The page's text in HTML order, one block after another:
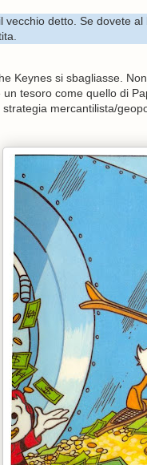
vecchio detto. Se dovete
Keynes si sbagliasse.
un tesoro come quello di
mercantilista/